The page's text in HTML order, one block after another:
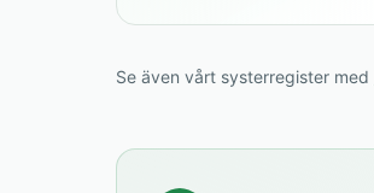
Se även vårt systerregister med